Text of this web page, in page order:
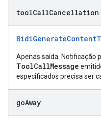
toolCallCancellation
Apenas saída. Notificação
ToolCallMessage
especificados precisa ser
goAway